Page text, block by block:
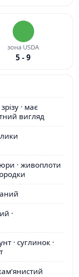
зона USDA
5 - 9
· має
вигляд
· живоплоти
·
· суглинок ·